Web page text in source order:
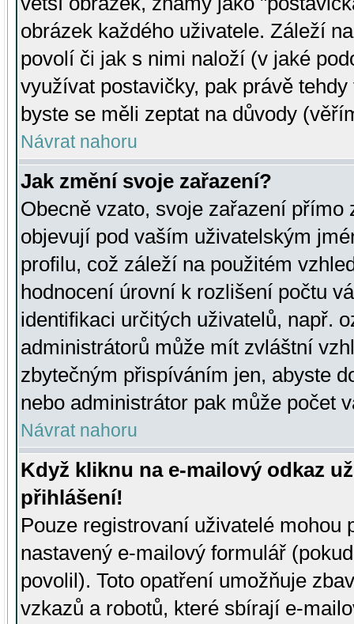
obrázek každého uživatele. Záleží
povolí či jak s nimi naloží (v jaké
využívat postavičky, pak právě
byste se měli zeptat na důvody
Návrat nahoru
Jak změní svoje zařazení?
Obecně vzato, svoje zařazení přímo
objevují pod vaším uživatelským
profilu, což záleží na použitém
hodnocení úrovní k rozlišení počtu
identifikaci určitých uživatelů, např.
administrátorů může mít zvláštní
zbytečným přispíváním jen, abyste
nebo administrátor pak může počet
Návrat nahoru
Když kliknu na e-mailový odkaz
přihlášení!
Pouze registrovaní uživatelé mohou
nastavený e-mailový formulář
povolil). Toto opatření umožňuje
vzkazů a robotů, které sbírají e-